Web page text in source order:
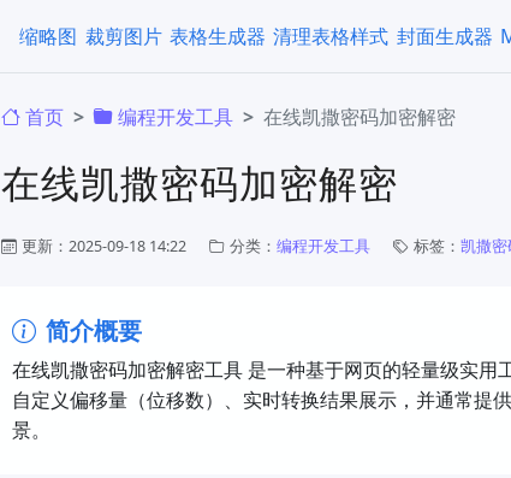
缩略图 裁剪图片 表格生成器 清理表格样式 封面生成器
首页 编程开发工具 在线凯撒密码加密解密
在线凯撒密码加密解密
更新：2025-09-18 14:22 分类： 编程开发工具 标签： 凯撒
简介概要
在线凯撒密码加密解密工具​ 是一种基于网页的轻量级实
自定义偏移量（位移数）、实时转换结果展示，并通常提
景。